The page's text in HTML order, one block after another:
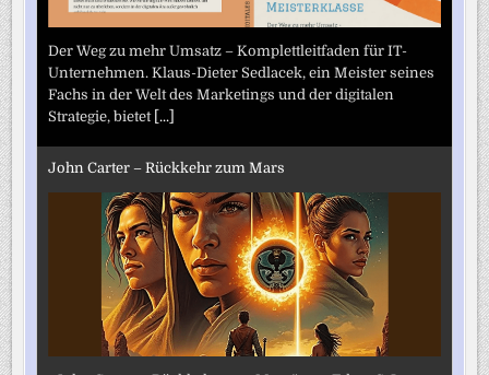
Der Weg zu mehr Umsatz – Komplettleitfaden für IT-
Unternehmen. Klaus-Dieter Sedlacek, ein Meister seines
Fachs in der Welt des Marketings und der digitalen
Strategie, bietet [...]
John Carter – Rückkehr zum Mars